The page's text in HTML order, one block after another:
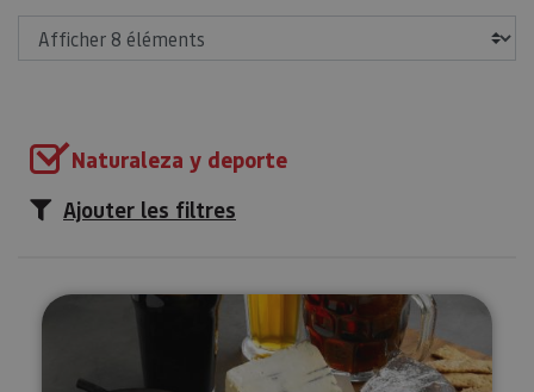
Naturaleza y deporte
Ajouter les filtres
Dégustation de bières dans la